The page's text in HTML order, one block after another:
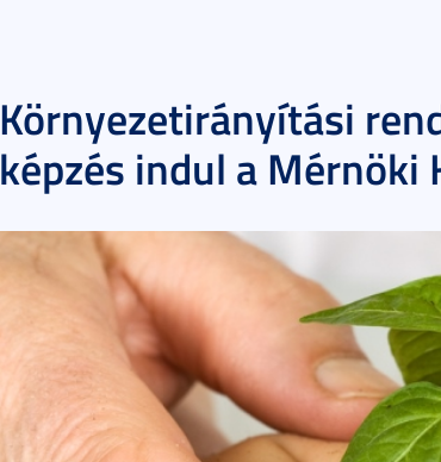
Környezetirányítási
képzés indul a Mérnöki